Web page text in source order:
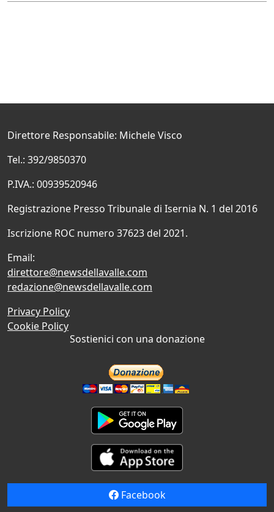
Direttore Responsabile: Michele Visco
Tel.: 392/9850370
P.IVA.: 00939520946
Registrazione Presso Tribunale di Isernia N. 1 del 2016
Iscrizione ROC numero 37623 del 2021.
Email:
direttore@newsdellavalle.com
redazione@newsdellavalle.com
Privacy Policy
Cookie Policy
Sostienici con una donazione
Facebook